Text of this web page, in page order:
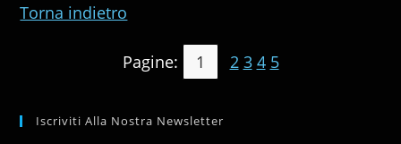
Torna indietro
Pagine: 1 2 3 4 5
Iscriviti Alla Nostra Newsletter